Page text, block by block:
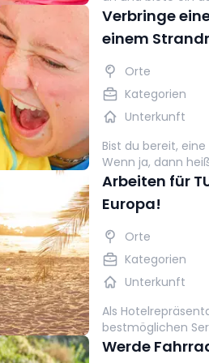
für Gäste jeden
oder erfahrene
jede
Verbringe
einem
Orte
Kategorien
Unterkunft
Bist du bereit,
Wenn ja, dann
Abenteuer deines
Arbeiten für
Europa!
Orte
Kategorien
Unterkunft
Als
bestmöglichen
Werde